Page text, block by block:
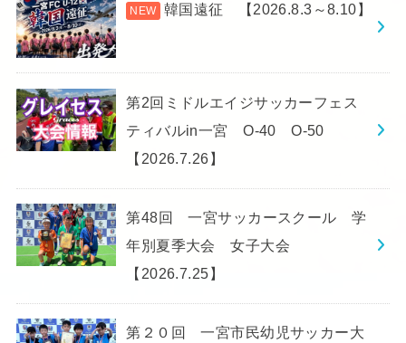
韓国遠征 【2026.8.3～8.10】
第2回ミドルエイジサッカーフェス
ティバルin一宮 O-40 O-50
【2026.7.26】
第48回 一宮サッカースクール 学
年別夏季大会 女子大会
【2026.7.25】
第２０回 一宮市民幼児サッカー大